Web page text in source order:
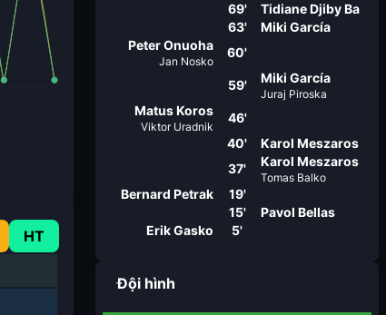
HT
69'
Tidiane Djiby Ba
63'
Miki García
Peter Onuoha
Jan Nosko
60'
59' Miki García
Juraj Piroska
Matus Koros
Viktor Uradnik
46'
40'
Karol Meszaros
37'
Karol Meszaros
Tomas Balko
Bernard Petrak
19'
15'
Pavol Bellas
Erik Gasko
5'
Đội hình